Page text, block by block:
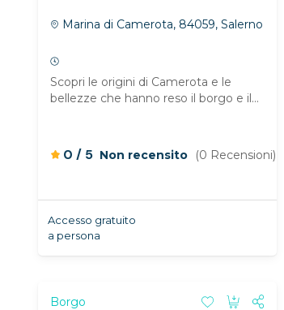
Marina di Camerota, 84059, Salerno
Scopri le origini di Camerota e le
bellezze che hanno reso il borgo e il...
0 / 5 Non recensito (0 Recensioni)
Accesso gratuito
a persona
Borgo